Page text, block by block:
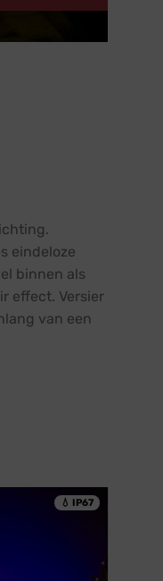
eindeloze
binnen als
effect. Versier
van een
💧 IP67